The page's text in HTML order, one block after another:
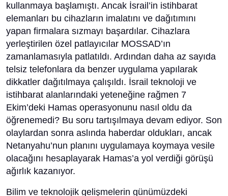
kullanmaya başlamıştı. Ancak İsrail’in istihbarat
elemanları bu cihazların imalatını ve dağıtımını
yapan firmalara sızmayı başardılar. Cihazlara
yerleştirilen özel patlayıcılar MOSSAD’ın
zamanlamasıyla patlatıldı. Ardından daha az sayıda
telsiz telefonlara da benzer uygulama yapılarak
dikkatler dağıtılmaya çalışıldı. İsrail teknoloji ve
istihbarat alanlarındaki yeteneğine rağmen 7
Ekim’deki Hamas operasyonunu nasıl oldu da
öğrenemedi? Bu soru tartışılmaya devam ediyor. Son
olaylardan sonra aslında haberdar oldukları, ancak
Netanyahu’nun planını uygulamaya koymaya vesile
olacağını hesaplayarak Hamas’a yol verdiği görüşü
ağırlık kazanıyor.
Bilim ve teknolojik gelişmelerin günümüzdeki